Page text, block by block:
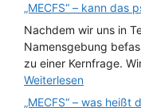
„MECFS“ – kann das
Nachdem wir uns in
Namensgebung
zu einer Kernfrage.
Weiterlesen
„MECFS“ – was heißt